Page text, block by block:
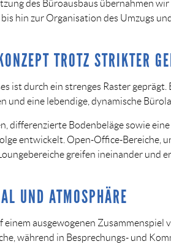
des Büroausbaus übernahmen
hin zur Organisation des Umzugs
TROTZ STRIKTER
ist durch ein strenges Raster
und eine lebendige, dynamische
differenzierte Bodenbeläge sowie
entwickelt. Open-Office-Bereiche,
greifen ineinander und
UND ATMOSPHÄRE
ausgewogenen
während in Besprechungs- und